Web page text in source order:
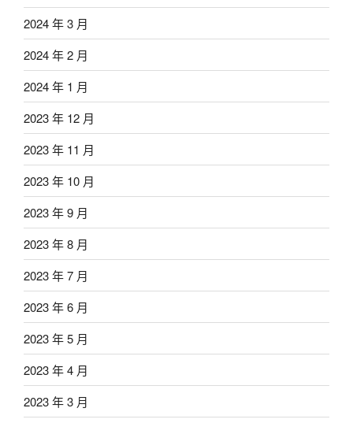
2024 年 3 月
2024 年 2 月
2024 年 1 月
2023 年 12 月
2023 年 11 月
2023 年 10 月
2023 年 9 月
2023 年 8 月
2023 年 7 月
2023 年 6 月
2023 年 5 月
2023 年 4 月
2023 年 3 月